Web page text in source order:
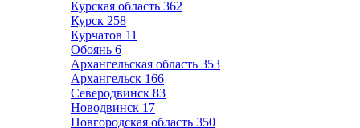
Курская область 362
Курск 258
Курчатов 11
Обоянь 6
Архангельская область 353
Архангельск 166
Северодвинск 83
Новодвинск 17
Новгородская область 350